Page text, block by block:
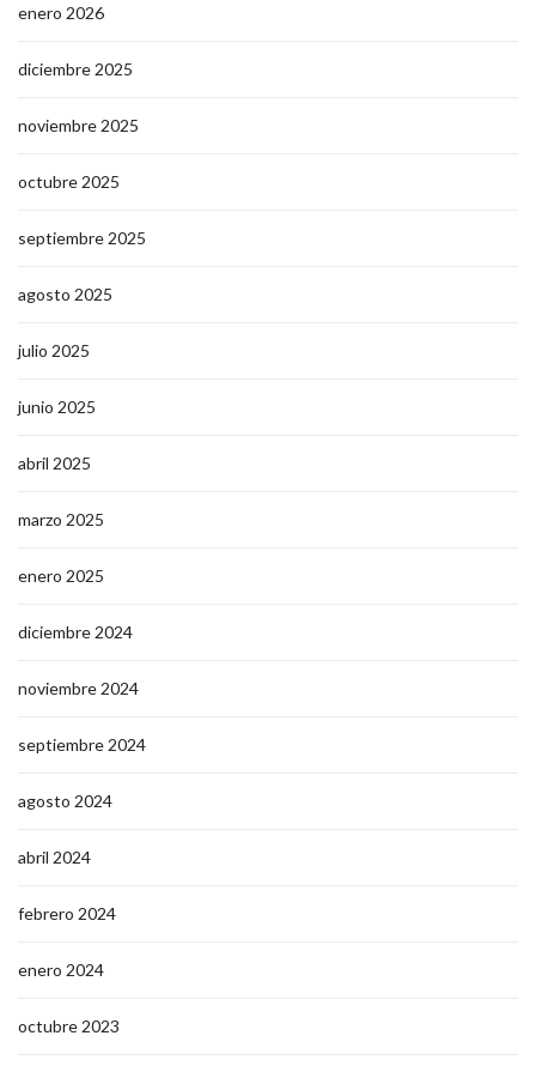
enero 2026
diciembre 2025
noviembre 2025
octubre 2025
septiembre 2025
agosto 2025
julio 2025
junio 2025
abril 2025
marzo 2025
enero 2025
diciembre 2024
noviembre 2024
septiembre 2024
agosto 2024
abril 2024
febrero 2024
enero 2024
octubre 2023